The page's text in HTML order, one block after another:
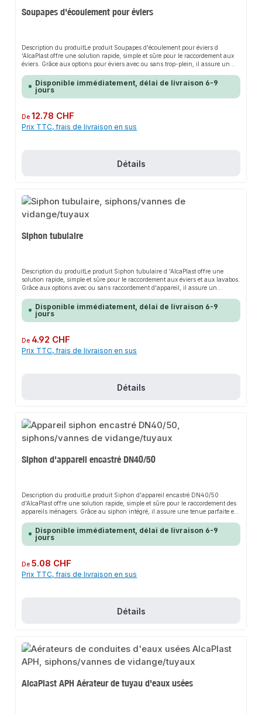
Soupapes d'écoulement pour éviers
Description du produitLe produit Soupapes d'écoulement pour éviers d
'AlcaPlast offre une solution rapide, simple et sûre pour le raccordement aux
éviers. Grâce aux options pour éviers avec ou sans trop-plein, il assure un
d'évacuation. Sa conception robuste et son montage facile font de ce produit
un choix fiable pour toute installation.CaractéristiquesConvient aux éviers
avec une évacuation de ø 90mmDisponible avec ou sans trop-
d'applicationÉviersÉviersDonnées du produitMatériau : plastique de haute
qualitéConvient pour : Evier avec écoulement de ø 90mmMarque :
AlcaPlastDans notre assortiment, vous trouverez également des accessoires
Disponible immédiatement, délai de livraison 6-9
jours
Prix régulier :
De12.78 CHF
Prix TTC, frais de livraison en sus
Détails
Siphon tubulaire
Description du produitLe produit Siphon tubulaire d 'AlcaPlast offre une
solution rapide, simple et sûre pour le raccordement aux éviers et aux lavabos.
Grâce aux options avec ou sans raccordement d'appareil, il assure un
d'installation. Sa conception robuste et son montage facile font de ce produit
un choix fiable pour toute installation.CaractéristiquesConvient aux éviers
équipés d'une soupape de vidange de 1,5 pouceDisponible avec ou sans
une longue durée de vieDomaines d'applicationEvierÉviersRaccords pour
appareils ménagersDonnées du produitMatériau : plastique de haute
qualitéConvient pour : Éviers et tables d'évierMarque : AlcaPlastDans notre
Disponible immédiatement, délai de livraison 6-9
jours
Prix régulier :
De 4.92 CHF
Prix TTC, frais de livraison en sus
Détails
Siphon d'appareil encastré DN40/50
Description du produitLe produit Siphon d'appareil encastré DN40/50
d'AlcaPlast offre une solution rapide, simple et sûre pour le raccordement des
appareils ménagers. Grâce au siphon intégré, il assure une tenue parfaite et
robuste et son montage facile font de ce produit un choix fiable pour toute
installation.CaractéristiquesSiphon intégréCache mural en acier inoxydable
inclusConvient aux raccords de tuyau de 20 à 23 mmDesign robuste pour
vaisselleRaccordement de machines à laverRaccordement de sèche-linge à
condensationRaccordement de sèche-linge à pompe à chaleurDonnées du
produitMatériau : plastique de haute qualité et acier inoxydableConvient pour
Disponible immédiatement, délai de livraison 6-9
jours
Prix régulier :
De5.08 CHF
Prix TTC, frais de livraison en sus
Détails
AlcaPlast APH Aérateur de tuyau d'eaux usées